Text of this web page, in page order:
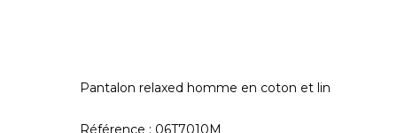
Pantalon relaxed homme en coton et lin
Référence : 06T7010M